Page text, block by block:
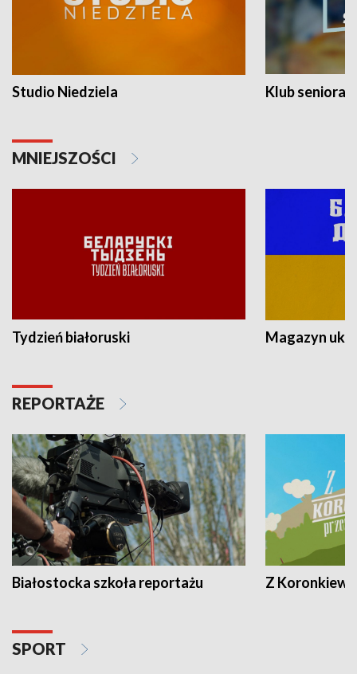
Studio Niedziela Klub seniora
MNIEJSZOŚCI
Tydzień białoruski Magazyn
REPORTAŻE
Białostocka szkoła reportażu Z
SPORT